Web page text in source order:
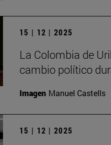
15 | 12 | 2025
La Colombia de
cambio político
Imagen Manuel Castells
15 | 12 | 2025